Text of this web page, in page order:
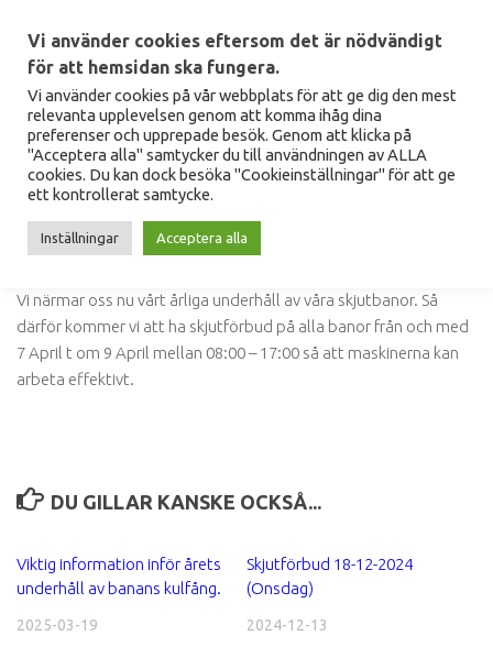
Hoppa till innehåll
BANA/SÄKERHET
Skjutförbud i April 7-9e
AVMR ·2026-03-23
Vi närmar oss nu vårt årliga underhåll av våra skjutbanor. Så
därför kommer vi att ha skjutförbud på alla banor från och med
7 April t om 9 April mellan 08:00 – 17:00 så att maskinerna kan
arbeta effektivt.
DU GILLAR KANSKE OCKSÅ...
Viktig information inför årets
underhåll av banans kulfång.
2025-03-19
Skjutförbud 18-12-2024
(Onsdag)
2024-12-13
Vi använder cookies eftersom det är nödvändigt
för att hemsidan ska fungera.
Vi använder cookies på vår webbplats för att ge dig den mest
relevanta upplevelsen genom att komma ihåg dina
preferenser och upprepade besök. Genom att klicka på
"Acceptera alla" samtycker du till användningen av ALLA
cookies. Du kan dock besöka "Cookieinställningar" för att ge
ett kontrollerat samtycke.
Inställningar Acceptera alla